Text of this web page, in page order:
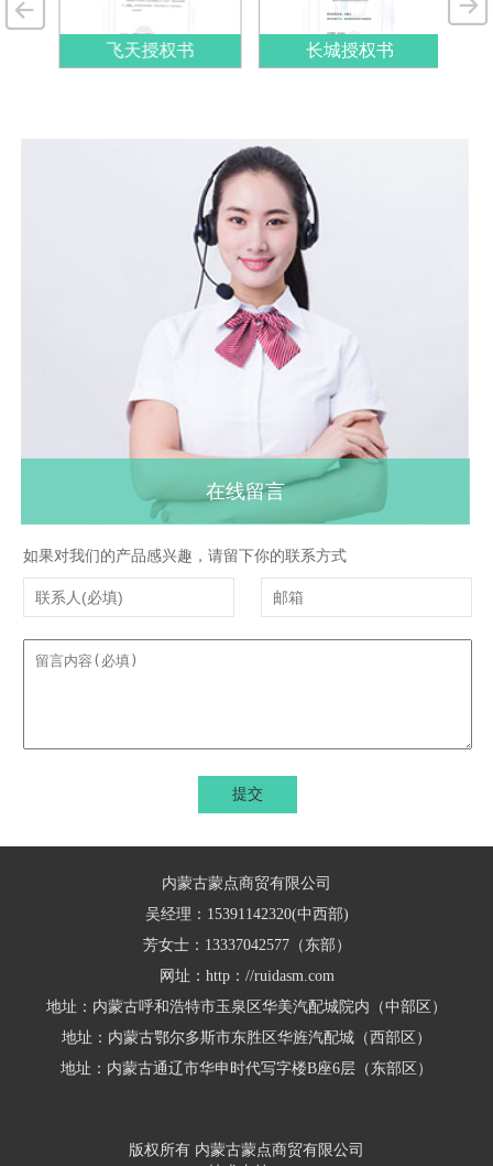
飞天授权书 长城授权书
在线留言
如果对我们的产品感兴趣，请留下你的联系方式
提交
内蒙古蒙点商贸有限公司
吴经理：15391142320(中西部)
芳女士：13337042577（东部）
网址：http：//ruidasm.com
地址：内蒙古呼和浩特市玉泉区华美汽配城院内（中部区）
地址：内蒙古鄂尔多斯市东胜区华旌汽配城（西部区）
地址：内蒙古通辽市华申时代写字楼B座6层（东部区）
版权所有 内蒙古蒙点商贸有限公司